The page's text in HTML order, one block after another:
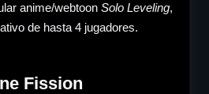
anime/webtoon Solo Leveling,
de hasta 4 jugadores.
Fission